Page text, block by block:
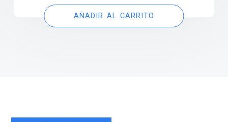
AÑADIR AL CARRITO